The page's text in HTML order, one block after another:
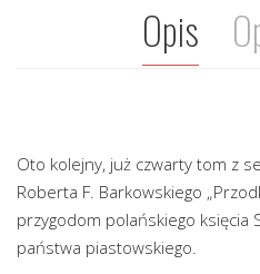
Opis
Oto kolejny, już czwarty tom z
Roberta F. Barkowskiego
przygodom polańskiego księcia
państwa piastowskiego.